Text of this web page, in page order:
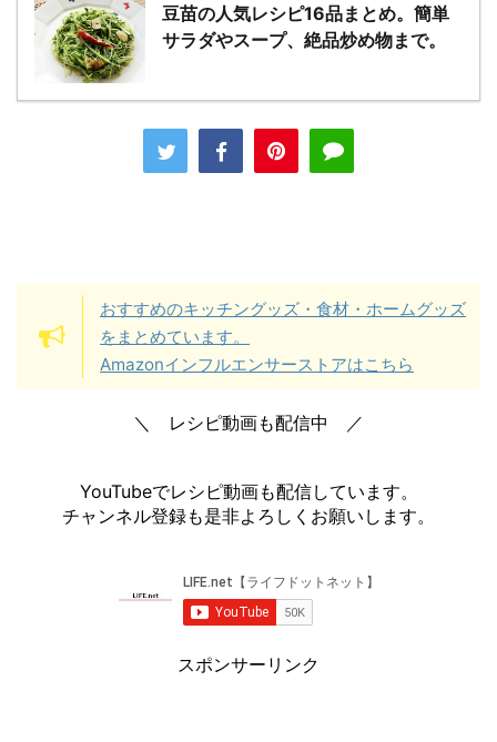
豆苗の人気レシピ16品まとめ。簡単
サラダやスープ、絶品炒め物まで。
おすすめのキッチングッズ・食材・ホームグッズ
をまとめています。
Amazonインフルエンサーストアはこちら
＼ レシピ動画も配信中 ／
YouTubeでレシピ動画も配信しています。
チャンネル登録も是非よろしくお願いします。
スポンサーリンク